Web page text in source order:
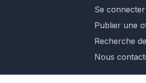
Se connecter
Publier une
Recherche
Nous